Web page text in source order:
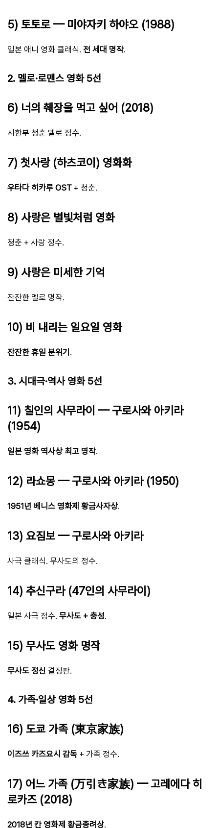
5) 토토로 — 미야자키 하야오 (1988)
일본 애니 영화 클래식. 전 세대 명작.
2. 멜로·로맨스 영화 5선
6) 너의 췌장을 먹고 싶어 (2018)
시한부 청춘 멜로 정수.
7) 첫사랑 (하츠코이) 영화화
우타다 히카루 OST + 청춘.
8) 사랑은 별빛처럼 영화
청춘 + 사랑 정수.
9) 사랑은 미세한 기억
잔잔한 멜로 명작.
10) 비 내리는 일요일 영화
잔잔한 휴일 분위기 .
3. 시대극·역사 영화 5선
11) 칠인의 사무라이 — 구로사와 아키라
(1954)
일본 영화 역사상 최고 명작.
12) 라쇼몽 — 구로사와 아키라 (1950)
1951년 베니스 영화제 황금사자상.
13) 요짐보 — 구로사와 아키라
사극 클래식. 무사도의 정수.
14) 추신구라 (47인의 사무라이)
일본 사극 정수. 무사도 + 충성.
15) 무사도 영화 명작
무사도 정신 결정판.
4. 가족·일상 영화 5선
16) 도쿄 가족 (東京家族)
이즈쓰 카즈요시 감독 + 가족 정수.
17) 어느 가족 (万引き家族) — 고레에다 히
로카즈 (2018)
2018년 칸 영화제 황금종려상.